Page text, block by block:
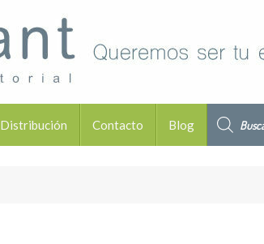
Distribución Contacto Blog